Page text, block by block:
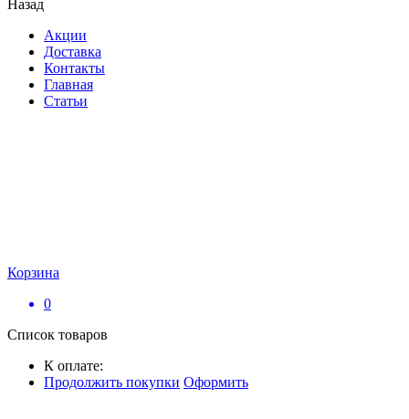
Назад
Акции
Доставка
Контакты
Главная
Статьи
Корзина
0
Список товаров
К оплате:
Продолжить покупки Оформить